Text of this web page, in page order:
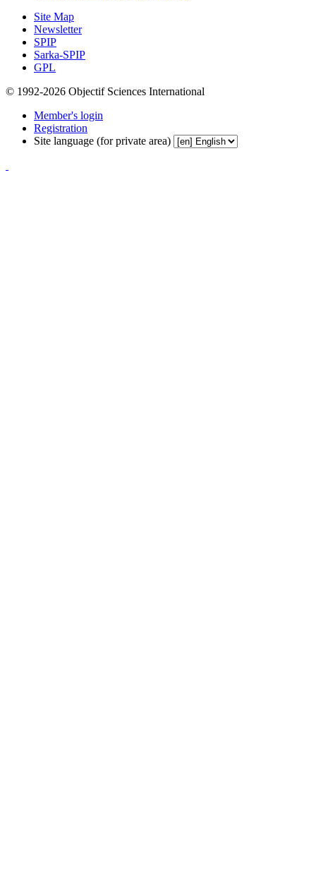
Site Map
Newsletter
SPIP
Sarka-SPIP
GPL
© 1992-2026 Objectif Sciences International
Member's login
Registration
Site language (for private area)